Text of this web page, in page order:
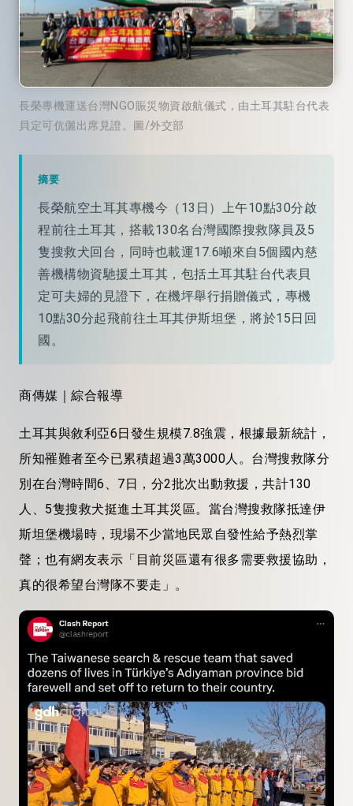
長榮專機運送台灣NGO賑災物資啟航儀式，由土耳其駐台代表
貝定可伉儷出席見證。圖/外交部
摘要
長榮航空土耳其專機今（13日）上午10點30分啟
程前往土耳其，搭載130名台灣國際搜救隊員及5
隻搜救犬回台，同時也載運17.6噸來自5個國內慈
善機構物資馳援土耳其，包括土耳其駐台代表貝
定可夫婦的見證下，在機坪舉行捐贈儀式，專機
10點30分起飛前往土耳其伊斯坦堡，將於15日回
國。
商傳媒｜綜合報導
土耳其與敘利亞6日發生規模7.8強震，根據最新統計，
所知罹難者至今已累積超過3萬3000人。台灣搜救隊分
別在台灣時間6、7日，分2批次出動救援，共計130
人、5隻搜救犬挺進土耳其災區。當台灣搜救隊抵達伊
斯坦堡機場時，現場不少當地民眾自發性給予熱烈掌
聲；也有網友表示「目前災區還有很多需要救援協助，
真的很希望台灣隊不要走」。